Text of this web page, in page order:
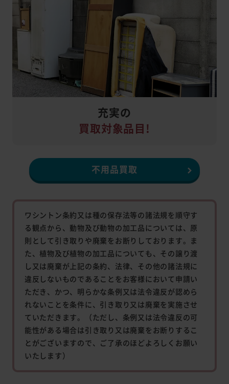
充実の
買取対象品目!
不用品買取
ワシントン条約又は種の保存法等の諸法規を順守す
る観点から、動物及び動物の加工品については、原
則として引き取りや廃棄をお断りしております。ま
た、植物及び植物の加工品についても、その譲り渡
し又は廃棄が上記の条約、法律、その他の諸法規に
違反しないものであることをお客様において申請い
ただき、かつ、明らかな条例又は法令違反が認めら
れないことを条件に、引き取り又は廃棄を実施させ
ていただきます。（ただし、条例又は法令違反の可
能性がある場合は引き取り又は廃棄をお断りするこ
とがございますので、ご了承のほどよろしくお願い
いたします）